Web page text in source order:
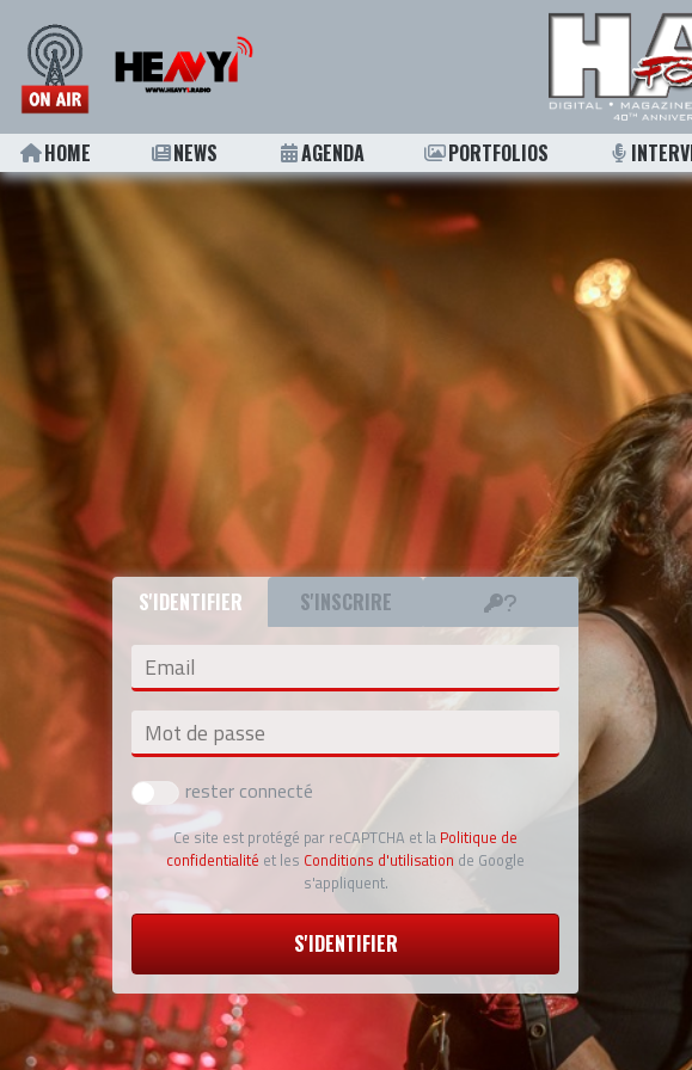
HOME NEWS AGENDA PORTFOLIOS
S'IDENTIFIER S'INSCRIRE
Email
Mot de passe
rester connecté
Ce site est protégé par reCAPTCHA et la Politique de
confidentialité et les Conditions d'utilisation de Google
s'appliquent.
S'IDENTIFIER